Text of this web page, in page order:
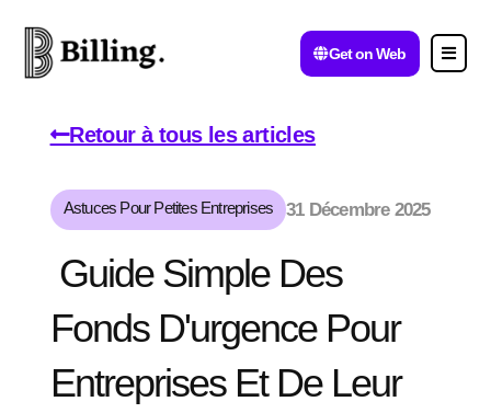
Get on Web
Retour à tous les articles
Astuces Pour Petites Entreprises 31 Décembre 2025
Guide Simple Des
Fonds D'urgence Pour
Entreprises Et De Leur